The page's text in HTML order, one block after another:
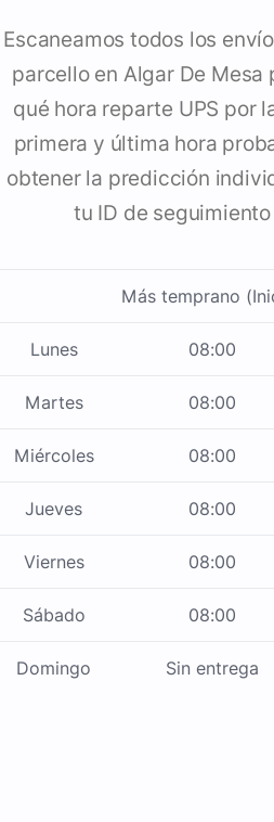
Escaneamos todos los
parcello en Algar De
qué hora reparte UPS por
primera y última hora
obtener la predicción
tu ID de
Más temprano
Lunes 08:00
Martes 08:00
Miércoles 08:00
Jueves 08:00
Viernes 08:00
Sábado 08:00
Domingo Sin entrega